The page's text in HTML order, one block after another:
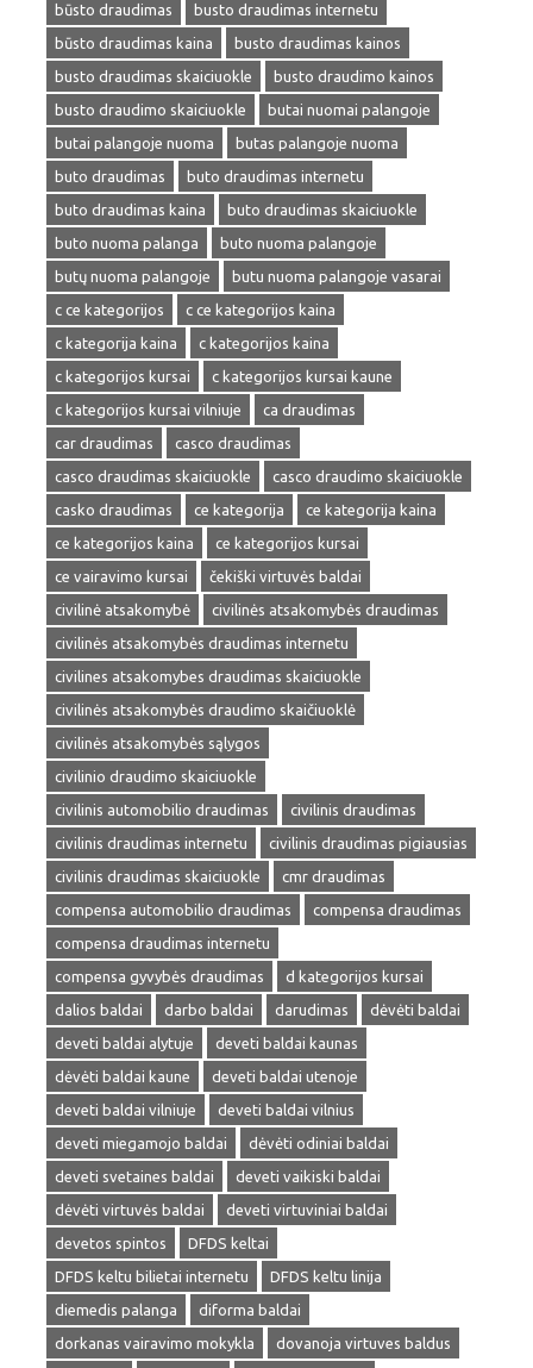
būsto draudimas
busto draudimas internetu
būsto draudimas kaina
busto draudimas kainos
busto draudimas skaiciuokle
busto draudimo kainos
busto draudimo skaiciuokle
butai nuomai palangoje
butai palangoje nuoma
butas palangoje nuoma
buto draudimas
buto draudimas internetu
buto draudimas kaina
buto draudimas skaiciuokle
buto nuoma palanga
buto nuoma palangoje
butų nuoma palangoje
butu nuoma palangoje vasarai
c ce kategorijos
c ce kategorijos kaina
c kategorija kaina
c kategorijos kaina
c kategorijos kursai
c kategorijos kursai kaune
c kategorijos kursai vilniuje
ca draudimas
car draudimas
casco draudimas
casco draudimas skaiciuokle
casco draudimo skaiciuokle
casko draudimas
ce kategorija
ce kategorija kaina
ce kategorijos kaina
ce kategorijos kursai
ce vairavimo kursai
čekiški virtuvės baldai
civilinė atsakomybė
civilinės atsakomybės draudimas
civilinės atsakomybės draudimas internetu
civilines atsakomybes draudimas skaiciuokle
civilinės atsakomybės draudimo skaičiuoklė
civilinės atsakomybės sąlygos
civilinio draudimo skaiciuokle
civilinis automobilio draudimas
civilinis draudimas
civilinis draudimas internetu
civilinis draudimas pigiausias
civilinis draudimas skaiciuokle
cmr draudimas
compensa automobilio draudimas
compensa draudimas
compensa draudimas internetu
compensa gyvybės draudimas
d kategorijos kursai
dalios baldai
darbo baldai darudimas
dėvėti baldai
deveti baldai alytuje
deveti baldai kaunas
dėvėti baldai kaune
deveti baldai utenoje
deveti baldai vilniuje
deveti baldai vilnius
deveti miegamojo baldai
dėvėti odiniai baldai
deveti svetaines baldai
deveti vaikiski baldai
dėvėti virtuvės baldai
deveti virtuviniai baldai
devetos spintos
DFDS keltai
DFDS keltu bilietai internetu
DFDS keltu linija
diemedis palanga
diforma baldai
dorkanas vairavimo mokykla
dovanoja virtuves baldus